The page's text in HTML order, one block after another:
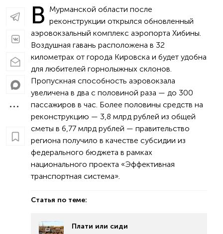
В Мурманской области после
реконструкции открылся обновленный
аэровокзальный комплекс аэропорта Хибины.
Воздушная гавань расположена в 32
километрах от города Кировска и будет удобна
для любителей горнолыжных склонов.
Пропускная способность аэровокзала
увеличена в два с половиной раза — до 300
пассажиров в час. Более половины средств на
реконструкцию — 3,8 млрд рублей из общей
сметы в 6,77 млрд рублей — правительство
региона получило в качестве субсидии из
федерального бюджета в рамках
национального проекта «Эффективная
транспортная система».
Статья по теме:
Плати или сиди